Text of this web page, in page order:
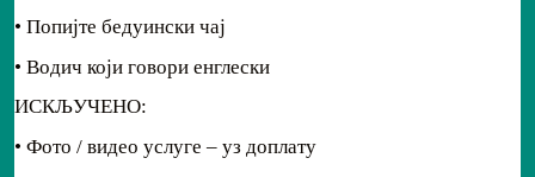
• Попијте бедуински чај
• Водич који говори енглески
ИСКЉУЧЕНО:
• Фото / видео услуге – уз доплату